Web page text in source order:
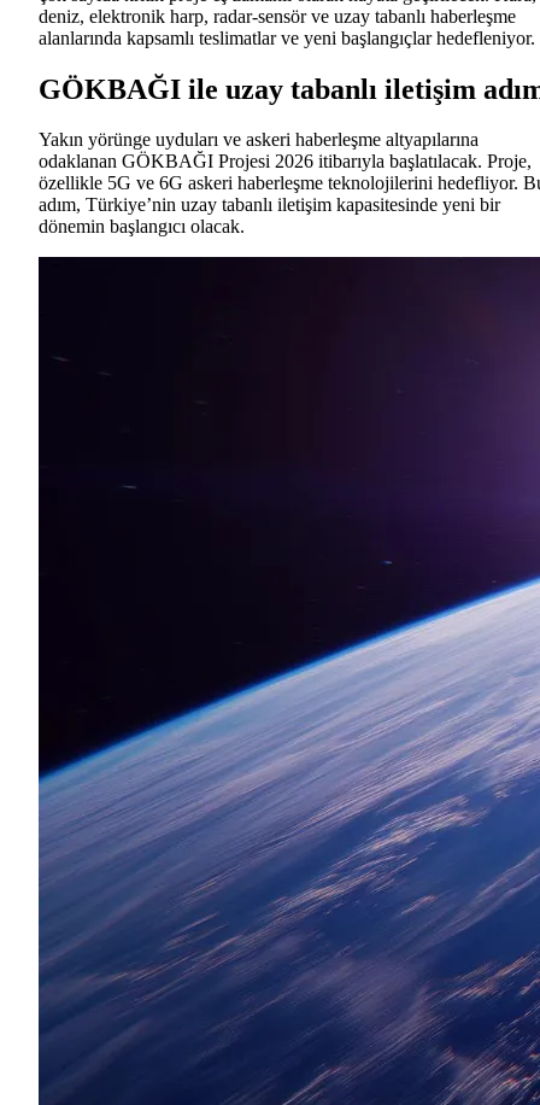
deniz, elektronik harp, radar-sensör ve uzay tabanlı haberleşme
alanlarında kapsamlı teslimatlar ve yeni başlangıçlar hedefleniyor.
GÖKBAĞI ile uzay tabanlı iletişim
Yakın yörünge uyduları ve askeri haberleşme altyapılarına
odaklanan GÖKBAĞI Projesi 2026 itibarıyla başlatılacak. Proje,
özellikle 5G ve 6G askeri haberleşme teknolojilerini hedefliyor.
adım, Türkiye’nin uzay tabanlı iletişim kapasitesinde yeni bir
dönemin başlangıcı olacak.